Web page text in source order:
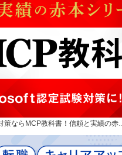
策ならMCP教科書！信頼と実績の赤…